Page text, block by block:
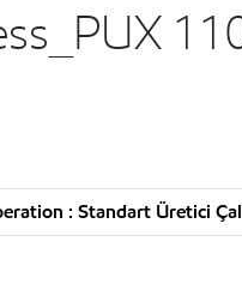
: Standart Üretici